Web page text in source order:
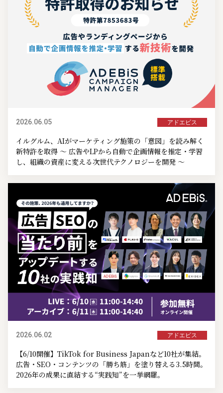
2026.06.05 アドエビス
イルグルム、AIがマーケティング施策の「意図」を読み解く
新特許を取得 ～ 広告やLPから自動で企画情報を推定・学習
し、組織の資産に変える次世代テクノロジーを開発 ～
2026.06.02 アドエビス
【6/10開催】TikTok for Business Japanなど10社が集結。
広告・SEO・コンテンツの「勝ち筋」を塗り替える3.5時間。
2026年の成果に直結する“実践知”を一挙網羅。